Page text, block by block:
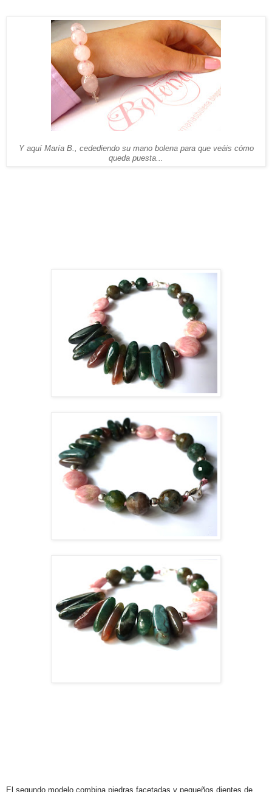
Y aquí María B., cedediendo su mano bolena para que veáis cómo
queda puesta...
El segundo modelo combina piedras facetadas y pequeños dientes de